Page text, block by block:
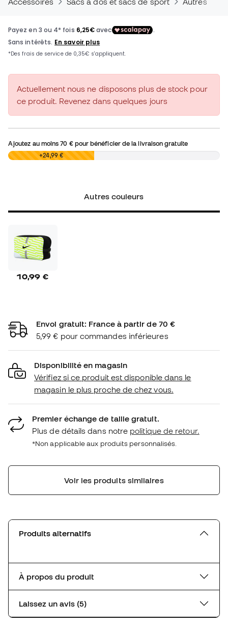
Actuellement nous ne disposons plus de stock pour
ce produit. Revenez dans quelques jours
Ajoutez au moins70 €pour bénéficier de la livraison gratuite
0,00 € +24,99 €
Autres couleurs
10,99 €
Envoi gratuit: France à partir de 70 €
5,99 € pour commandes inférieures
Disponibilité en magasin
Vérifiez si ce produit est disponible dans le
magasin le plus proche de chez vous.
Premier échange de taille gratuit.
Plus de détails dans notre politique de retour.
*Non applicable aux produits personnalisés.
Voir les produits similaires
Produits alternatifs
À propos du produit
Laissez un avis (5)